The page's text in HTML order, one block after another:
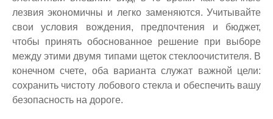
лезвия экономичны и легко заменяются. Учитывайте
свои условия вождения, предпочтения и бюджет,
чтобы принять обоснованное решение при выборе
между этими двумя типами щеток стеклоочистителя. В
конечном счете, оба варианта служат важной цели:
сохранить чистоту лобового стекла и обеспечить вашу
безопасность на дороге.